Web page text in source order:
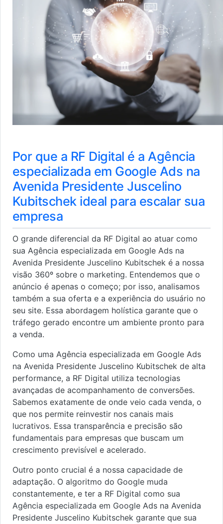
Por que a RF Digital é a Agência
especializada em Google Ads na
Avenida Presidente Juscelino
Kubitschek ideal para escalar sua
empresa
O grande diferencial da RF Digital ao atuar como
sua Agência especializada em Google Ads na
Avenida Presidente Juscelino Kubitschek é a nossa
visão 360º sobre o marketing. Entendemos que o
anúncio é apenas o começo; por isso, analisamos
também a sua oferta e a experiência do usuário no
seu site. Essa abordagem holística garante que o
tráfego gerado encontre um ambiente pronto para
a venda.
Como uma Agência especializada em Google Ads
na Avenida Presidente Juscelino Kubitschek de alta
performance, a RF Digital utiliza tecnologias
avançadas de acompanhamento de conversões.
Sabemos exatamente de onde veio cada venda, o
que nos permite reinvestir nos canais mais
lucrativos. Essa transparência e precisão são
fundamentais para empresas que buscam um
crescimento previsível e acelerado.
Outro ponto crucial é a nossa capacidade de
adaptação. O algoritmo do Google muda
constantemente, e ter a RF Digital como sua
Agência especializada em Google Ads na Avenida
Presidente Juscelino Kubitschek garante que sua